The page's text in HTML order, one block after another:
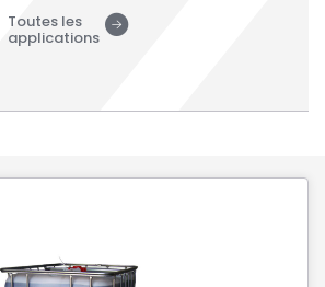
Toutes les
applications